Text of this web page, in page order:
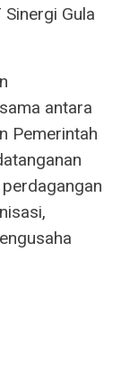
Gula
antara
Pemerintah